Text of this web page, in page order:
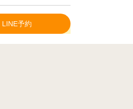
LINE予約